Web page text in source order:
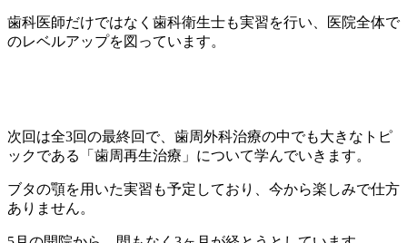
歯科医師だけではなく歯科衛生士も実習を行い、医院全体で
のレベルアップを図っています。
次回は全3回の最終回で、歯周外科治療の中でも大きなトピ
ックである「歯周再生治療」について学んでいきます。
ブタの顎を用いた実習も予定しており、今から楽しみで仕方
ありません。